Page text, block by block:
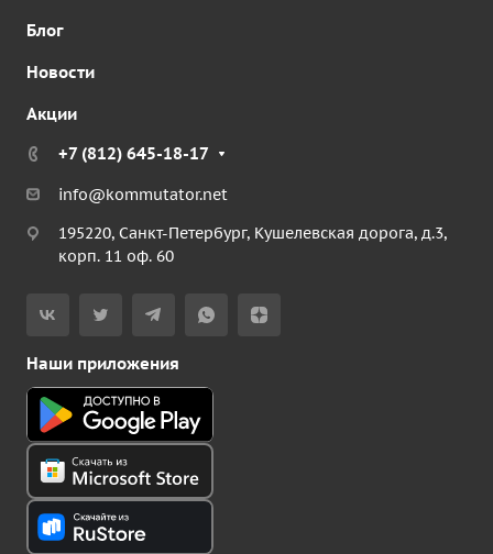
Блог
Новости
Акции
+7 (812) 645-18-17
info@kommutator.net
195220, Санкт-Петербург, Кушелевская дорога, д.3,
корп. 11 оф. 60
Наши приложения